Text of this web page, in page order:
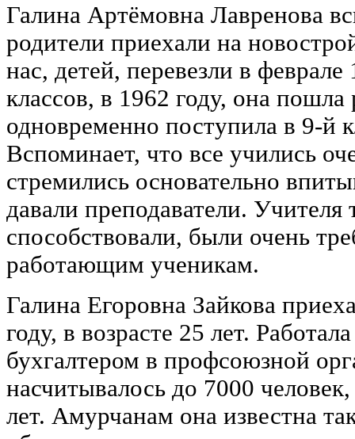
Галина Артёмовна Лавренова
родители приехали на
нас, детей, перевезли в
классов, в 1962 году, она пошла
одновременно поступила в 9-й
Вспоминает, что все учились
стремились основательно
давали преподаватели. Учителя
способствовали, были очень
работающим ученикам.
Галина Егоровна Зайкова
году, в возрасте 25 лет.
бухгалтером в профсоюзной
насчитывалось до 7000
лет. Амурчанам она известна